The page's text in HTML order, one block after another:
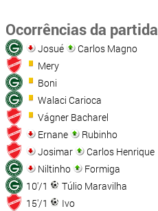
Ocorrências da partida
Josué
Carlos Magno
Mery
Boni
Walaci Carioca
Vágner Bacharel
Ernane
Rubinho
Josimar
Carlos Henrique
Niltinho
Formiga
10'/1
Túlio Maravilha
15'/1
Ivo